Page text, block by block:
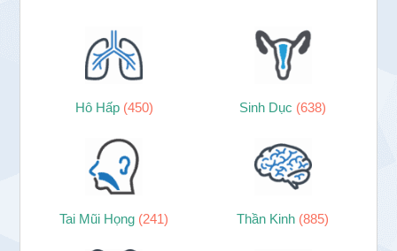
Hô Hấp (450) Sinh Dục (638)
Tai Mũi Họng (241) Thần Kinh (885)